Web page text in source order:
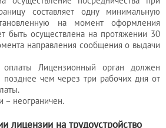
составляет одну минимальную
на момент оформления
быть осуществлена на протяжении 30
направления сообщения о выдачи
оплаты Лицензионный орган должен
чем через три рабочих дня от
– неограничен.
лицензии на трудоустройство